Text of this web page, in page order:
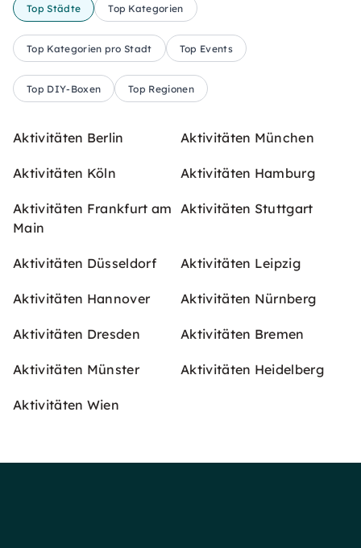
Top Städte Top Kategorien
Top Kategorien pro Stadt Top Events
Top DIY-Boxen Top Regionen
Aktivitäten Berlin Aktivitäten München
Aktivitäten Köln Aktivitäten Hamburg
Aktivitäten Frankfurt am
Main
Aktivitäten Stuttgart
Aktivitäten Düsseldorf Aktivitäten Leipzig
Aktivitäten Hannover Aktivitäten Nürnberg
Aktivitäten Dresden Aktivitäten Bremen
Aktivitäten Münster Aktivitäten Heidelberg
Aktivitäten Wien